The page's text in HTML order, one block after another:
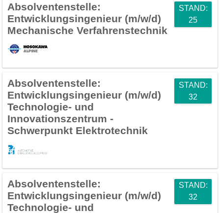
Absolventenstelle:
Entwicklungsingenieur (m/w/d)
Mechanische Verfahrenstechnik
STAND:
25
Absolventenstelle:
Entwicklungsingenieur (m/w/d)
Technologie- und
Innovationszentrum -
Schwerpunkt Elektrotechnik
STAND:
32
Absolventenstelle:
Entwicklungsingenieur (m/w/d)
Technologie- und
STAND:
32